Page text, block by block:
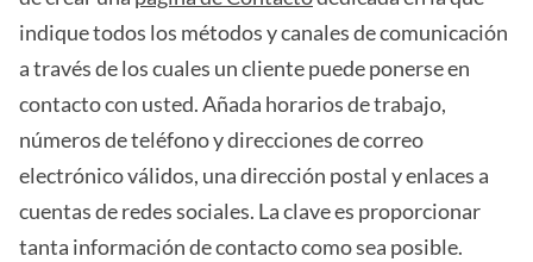
indique todos los métodos y canales de comunicación
a través de los cuales un cliente puede ponerse en
contacto con usted. Añada horarios de trabajo,
números de teléfono y direcciones de correo
electrónico válidos, una dirección postal y enlaces a
cuentas de redes sociales. La clave es proporcionar
tanta información de contacto como sea posible.